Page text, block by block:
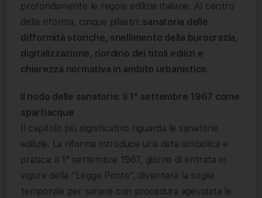
profondamente le regole edilizie italiane. Al centro
della riforma, cinque pilastri: sanatoria delle
difformità storiche, snellimento della burocrazia,
digitalizzazione, riordino dei titoli edilizi e
chiarezza normativa in ambito urbanistico.
Il nodo delle sanatorie: il 1° settembre 1967 come
spartiacque
Il capitolo più significativo riguarda le sanatorie
edilizie. La riforma introduce una data simbolica e
pratica: il 1° settembre 1967, giorno di entrata in
vigore della “Legge Ponte”, diventerà la soglia
temporale per sanare con procedura agevolata le